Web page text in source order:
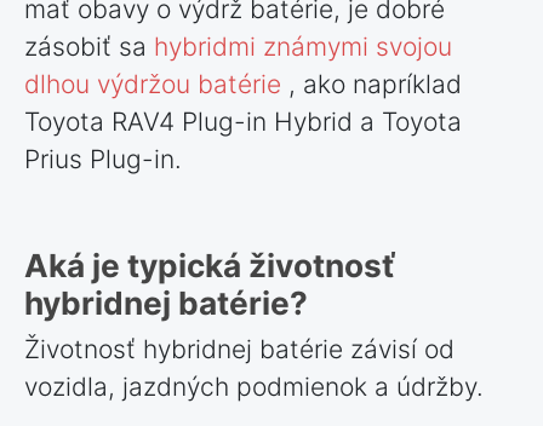
mať obavy o výdrž batérie, je dobré
zásobiť sa hybridmi známymi svojou
dlhou výdržou batérie , ako napríklad
Toyota RAV4 Plug-in Hybrid a Toyota
Prius Plug-in.
Aká je typická životnosť
hybridnej batérie?
Životnosť hybridnej batérie závisí od
vozidla, jazdných podmienok a údržby.